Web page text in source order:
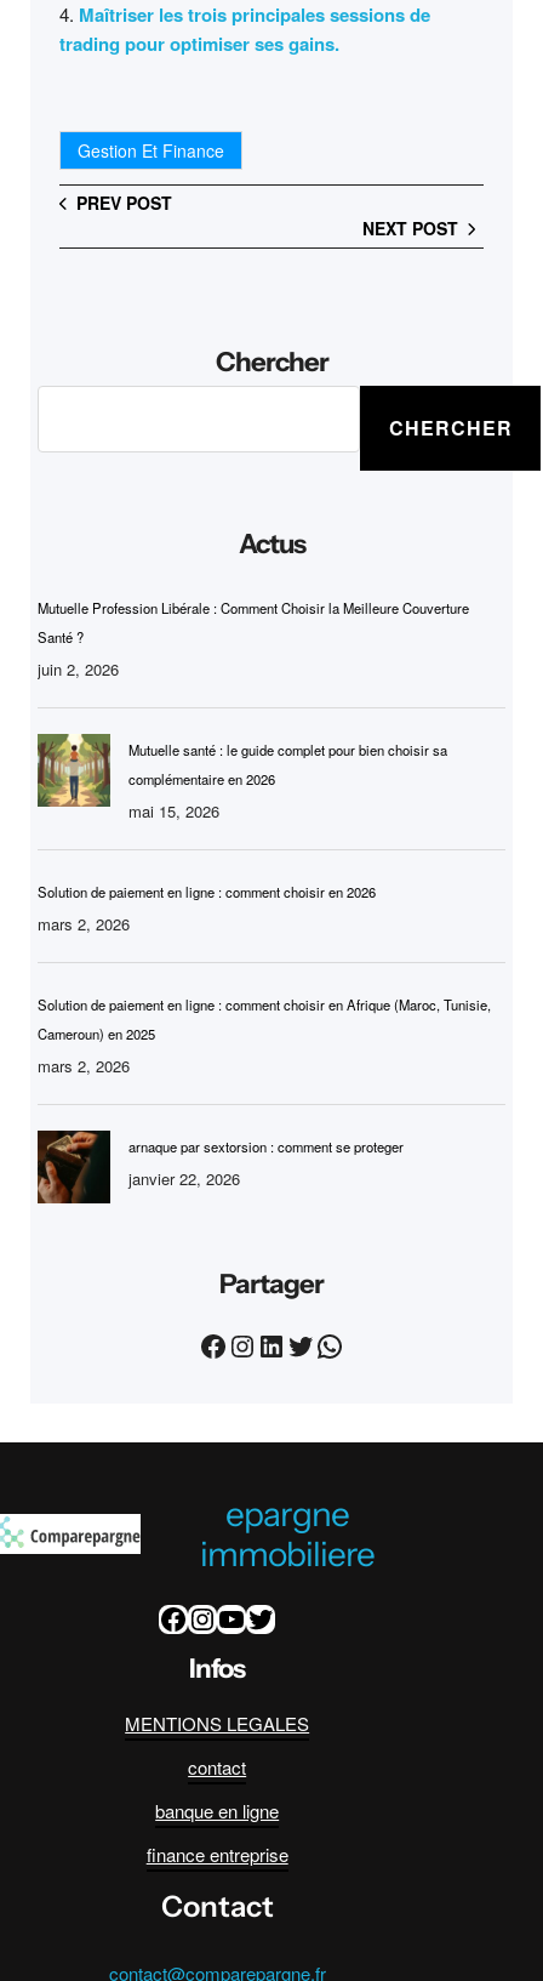
Maîtriser les trois principales sessions de
trading pour optimiser ses gains.
Gestion Et Finance
PREV POST
NEXT POST
Chercher
c
h
e
r
CHERCHER
Actus
Mutuelle Profession Libérale : Comment Choisir la Meilleure Couverture
Santé ?
juin 2, 2026
Mutuelle santé : le guide complet pour bien choisir sa
complémentaire en 2026
mai 15, 2026
Solution de paiement en ligne : comment choisir en 2026
mars 2, 2026
Solution de paiement en ligne : comment choisir en Afrique (Maroc, Tunisie,
Cameroun) en 2025
mars 2, 2026
arnaque par sextorsion : comment se proteger
janvier 22, 2026
Partager
Facebook Instagram LinkedIn Twitter WhatsApp
epargne
immobiliere
Facebook InstagramYouTube Twitter
Infos
MENTIONS LEGALES
contact
banque en ligne
finance entreprise
Contact
contact@comparepargne.fr